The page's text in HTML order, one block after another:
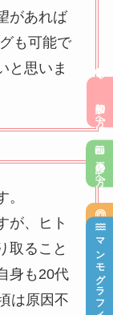
があれば
も可能で
と思いま
が、ヒト
取ること
身も20代
は原因不
初診の方へ
再診の方へ
乳腺超音波検査
マンモグラフィー